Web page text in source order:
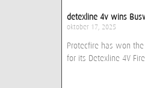
detexline 4v wins
oktober 17, 2025
Protecfire has won
for its Detexline 4V